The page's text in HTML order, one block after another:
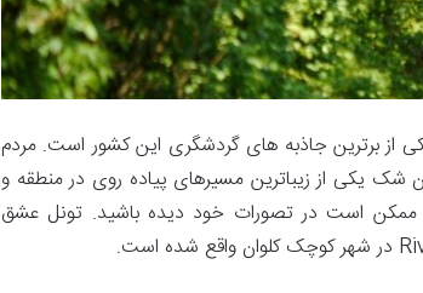
از برترین جاذبه های گردشگری این کشور است. مردم
شک یکی از زیباترین مسیرهای پیاده روی در منطقه و
است در تصورات خود دیده باشید. تونل عشق